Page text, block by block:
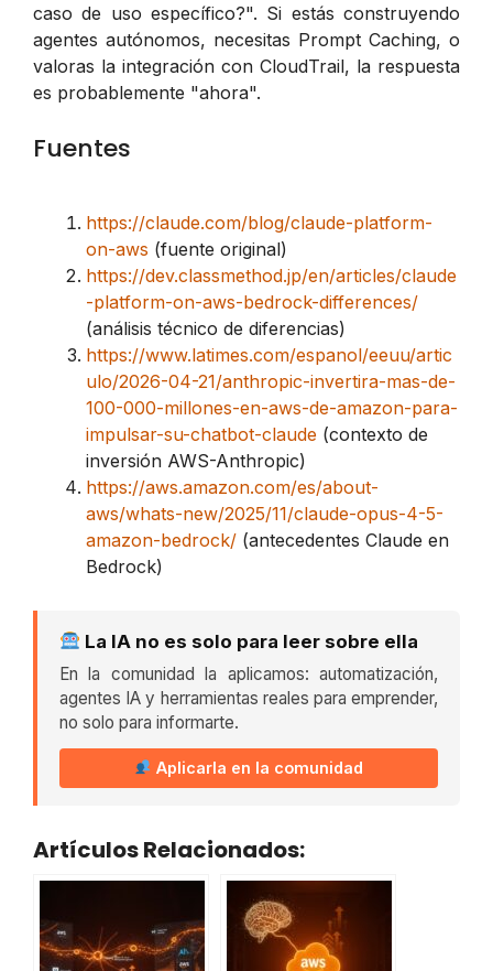
caso de uso específico?". Si estás construyendo
agentes autónomos, necesitas Prompt Caching, o
valoras la integración con CloudTrail, la respuesta
es probablemente "ahora".
Fuentes
https://claude.com/blog/claude-platform-
on-aws (fuente original)
https://dev.classmethod.jp/en/articles/claude
-platform-on-aws-bedrock-differences/
(análisis técnico de diferencias)
https://www.latimes.com/espanol/eeuu/artic
ulo/2026-04-21/anthropic-invertira-mas-de-
100-000-millones-en-aws-de-amazon-para-
impulsar-su-chatbot-claude (contexto de
inversión AWS-Anthropic)
https://aws.amazon.com/es/about-
aws/whats-new/2025/11/claude-opus-4-5-
amazon-bedrock/ (antecedentes Claude en
Bedrock)
La IA no es solo para leer sobre ella
En la comunidad la aplicamos: automatización,
agentes IA y herramientas reales para emprender,
no solo para informarte.
Aplicarla en la comunidad
Artículos Relacionados: